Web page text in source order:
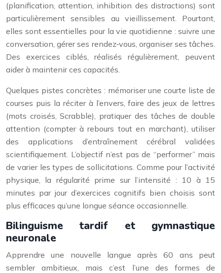
(planification, attention, inhibition des distractions) sont
particulièrement sensibles au vieillissement. Pourtant,
elles sont essentielles pour la vie quotidienne : suivre une
conversation, gérer ses rendez‑vous, organiser ses tâches.
Des exercices ciblés, réalisés régulièrement, peuvent
aider à maintenir ces capacités.
Quelques pistes concrètes : mémoriser une courte liste de
courses puis la réciter à l’envers, faire des jeux de lettres
(mots croisés, Scrabble), pratiquer des tâches de double
attention (compter à rebours tout en marchant), utiliser
des applications d’entraînement cérébral validées
scientifiquement. L’objectif n’est pas de “performer” mais
de varier les types de sollicitations. Comme pour l’activité
physique, la régularité prime sur l’intensité : 10 à 15
minutes par jour d’exercices cognitifs bien choisis sont
plus efficaces qu’une longue séance occasionnelle.
Bilinguisme tardif et gymnastique
neuronale
Apprendre une nouvelle langue après 60 ans peut
sembler ambitieux, mais c’est l’une des formes de